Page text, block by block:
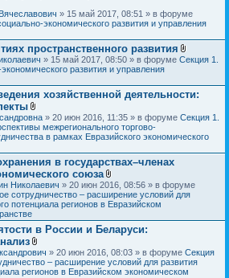
я
» 15 май 2017, 08:51 » в форуме
экономического развития и управления
пространственного развития
В
ж
е
и
» 15 май 2017, 08:50 » в форуме Секция 1.
развития и управления
хозяйственной деятельности:
В
л
о
е
н
и
я
» 20 июн 2016, 11:35 » в форуме Секция 1.
межрегионального торгово-
в рамках Евразийского экономического
в государствах–членах
союза
В
л
о
е
н
я
Николаевич » 20 июн 2016, 08:56 » в форуме
сотрудничество – расширение условий для
потенциала регионов в Евразийском
в России и Беларуси:
В
л
о
» 20 июн 2016, 08:03 » в форуме Секция
– расширение условий для развития
регионов в Евразийском экономическом